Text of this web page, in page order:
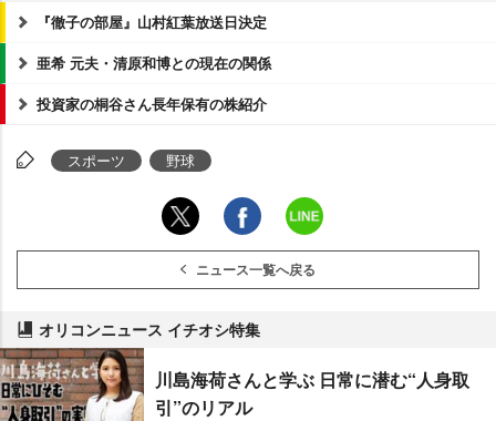
『徹子の部屋』山村紅葉放送日決定
亜希 元夫・清原和博との現在の関係
投資家の桐谷さん長年保有の株紹介
スポーツ 野球
ニュース一覧へ戻る
オリコンニュース イチオシ特集
川島海荷さんと学ぶ 日常に潜む“人身取
引”のリアル